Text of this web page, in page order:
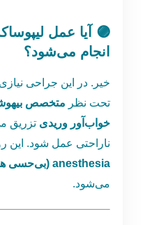
🟣 آیا عمل
انجام می‌شود؟
خیر. در این جراحی
تحت نظر متخصص
خواب‌آور وریدی تزریق
ناراحتی عمل شود. این
anesthesia (بی‌حسی همراه با آرام‌بخشی)
می‌شود.